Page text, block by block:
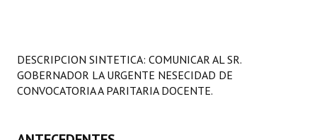
DESCRIPCION SINTETICA: COMUNICAR AL SR.
GOBERNADOR LA URGENTE NESECIDAD DE
CONVOCATORIA A PARITARIA DOCENTE.